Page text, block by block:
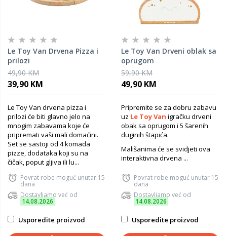
Le Toy Van Drvena Pizza i
prilozi
49,90 KM
39,90 KM
Le Toy Van drvena pizza i
prilozi će biti glavno jelo na
mnogim zabavama koje će
pripremati vaši mali domaćini.
Set se sastoji od 4 komada
pizze, dodataka koji su na
čičak, poput gljiva ili lu...
Povrat robe moguć unutar 15
dana
Dostavljamo već od
14.08.2026
Usporedite proizvod
Le Toy Van Drveni oblak sa
oprugom
59,90 KM
49,90 KM
Pripremite se za dobru zabavu
uz Le Toy Van igračku drveni
obak sa oprugom i 5 šarenih
duginih štapića.
Mališanima će se svidjeti ova
interaktivna drvena ...
Povrat robe moguć unutar 15
dana
Dostavljamo već od
14.08.2026
Usporedite proizvod